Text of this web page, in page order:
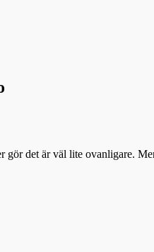
det är väl lite ovanligare.